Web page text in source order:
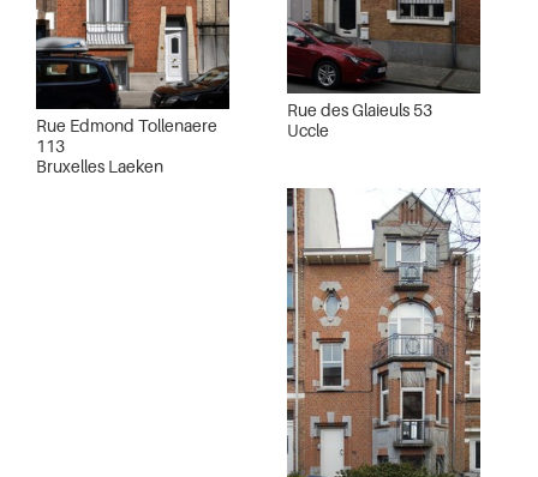
Rue Edmond Tollenaere
113
Bruxelles Laeken
Rue des Glaieuls 53
Uccle